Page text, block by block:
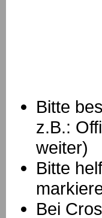
Bitte
z.B.:
weiter)
Bitte
Bei